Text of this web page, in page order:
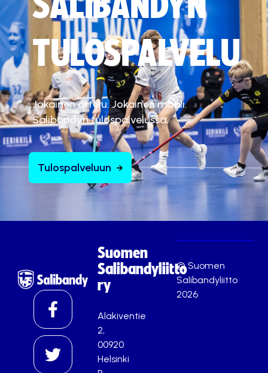
TULOSPALVELU
Jokainen ottelu. Jokainen maali.
Salibandyn tulospalvelussa.
Tulospalveluun
Suomen
Salibandyliitto
ry
Alakiventie
2,
00920
Helsinki
© Suomen
Salibandyliitto
2026